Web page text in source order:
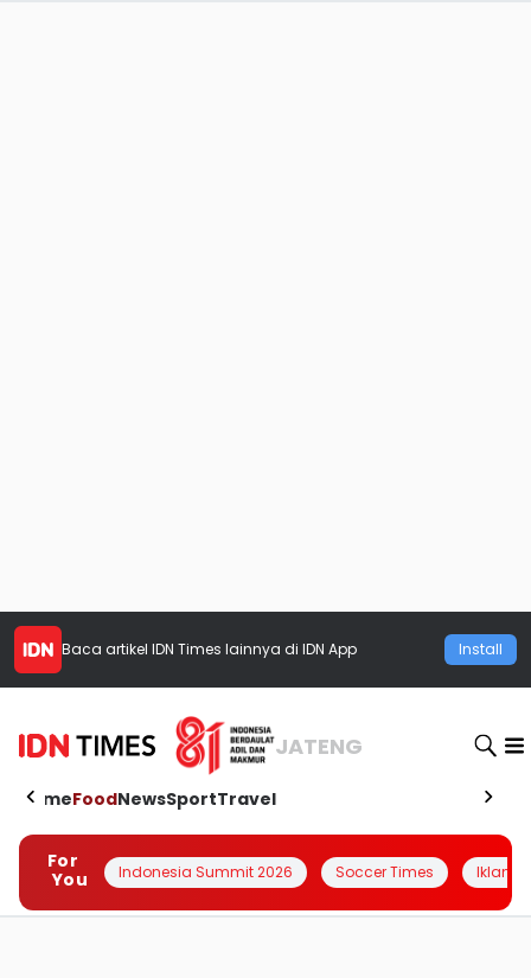
Baca artikel IDN Times lainnya di IDN App Install
JATENG
HomeFoodNewsSportTravel
For
You
Indonesia Summit 2026 Soccer Times Iklanin